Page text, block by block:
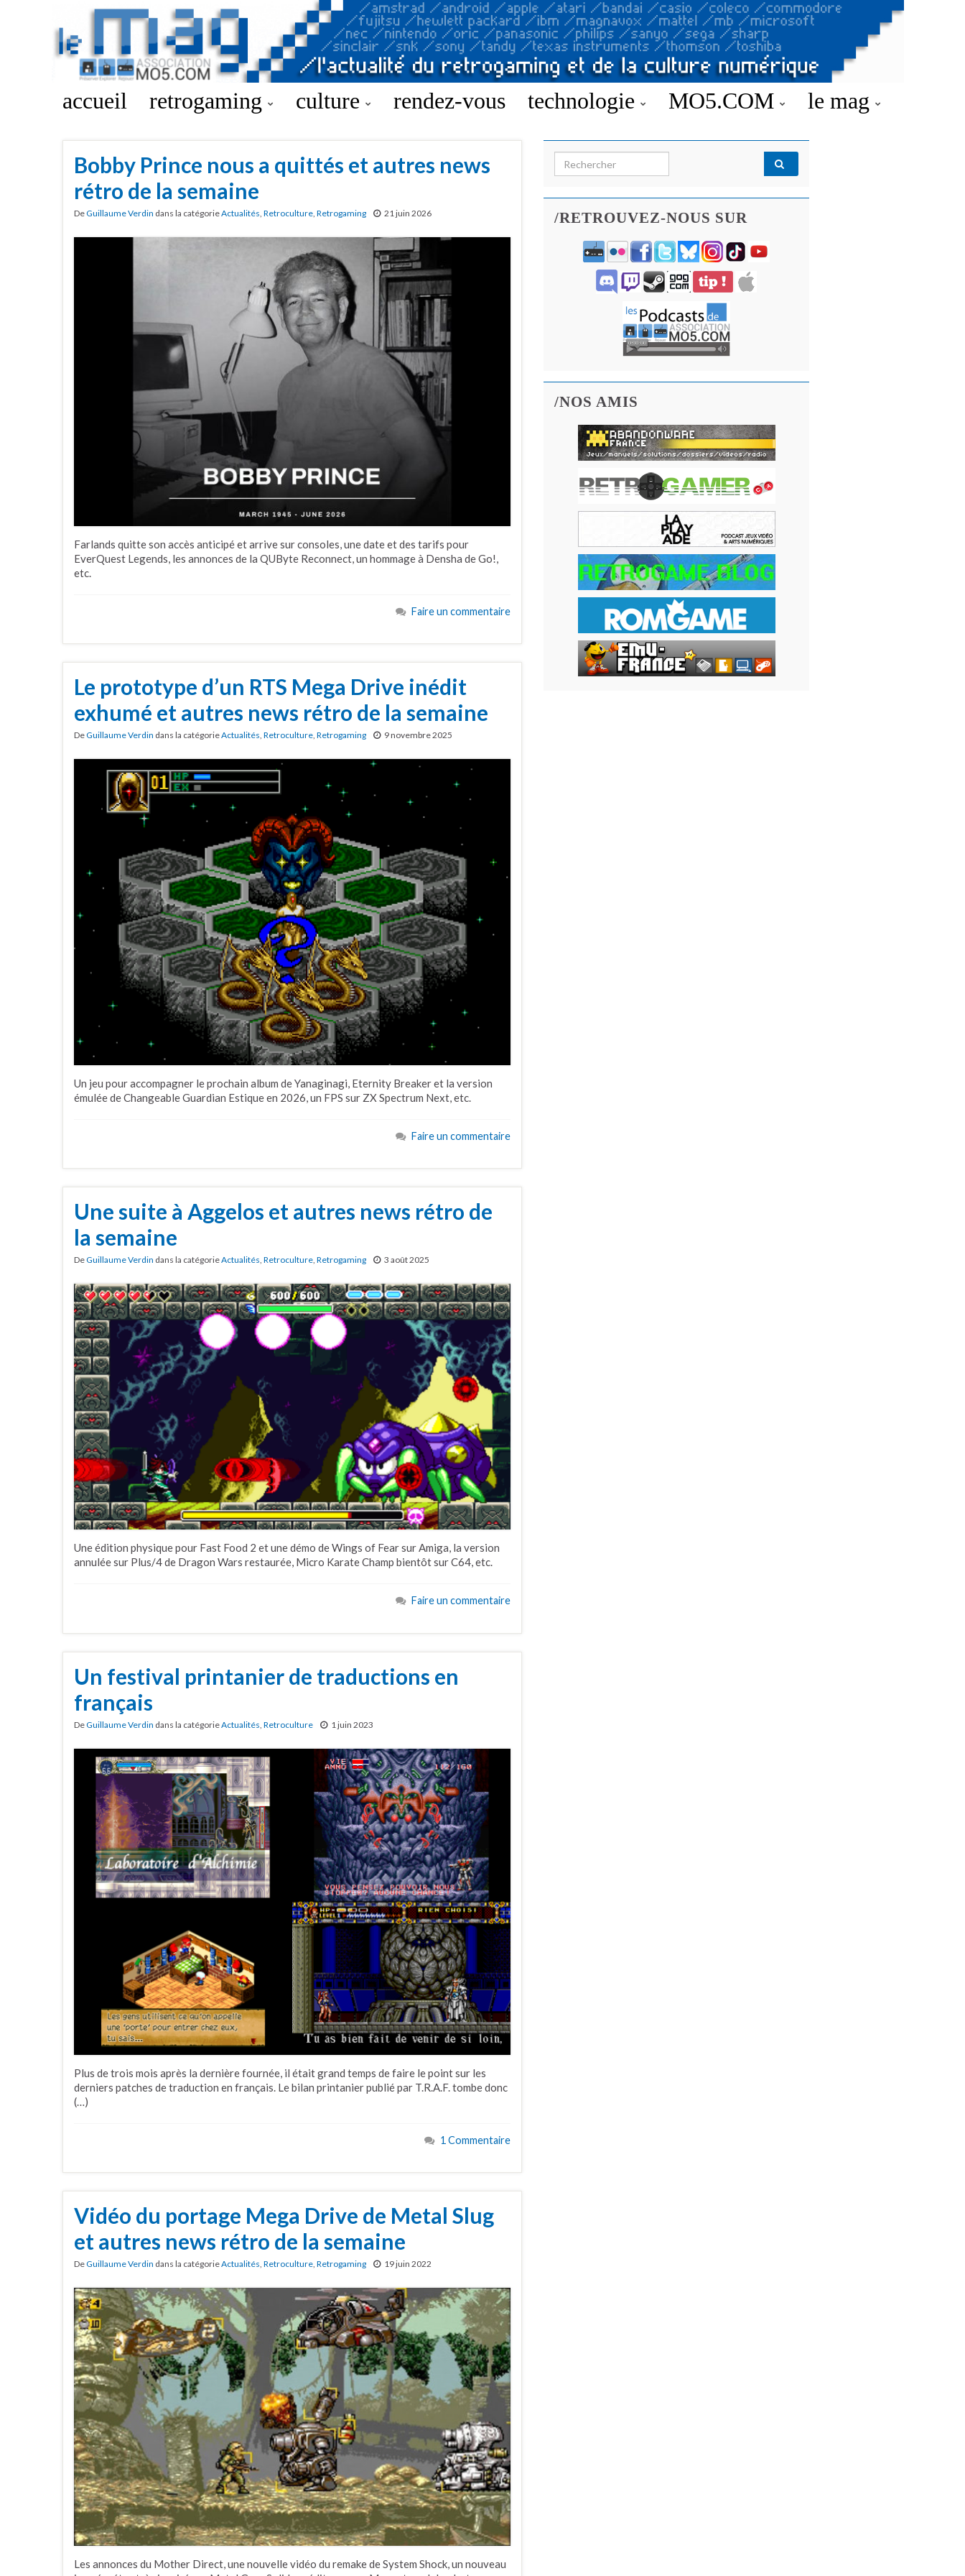
accueil retrogaming culture rendez-vous technologie MO5.COM le mag
Bobby Prince nous a quittés et autres news
rétro de la semaine
DeGuillaume Verdin dans la catégorieActualités, Retroculture, Retrogaming 21 juin 2026
Farlands quitte son accès anticipé et arrive sur consoles, une date et des tarifs pour
EverQuest Legends, les annonces de la QUByte Reconnect, un hommage à Densha de Go!,
etc.
Faire un commentaire
Le prototype d’un RTS Mega Drive inédit
exhumé et autres news rétro de la semaine
DeGuillaume Verdin dans la catégorieActualités, Retroculture, Retrogaming 9 novembre 2025
Un jeu pour accompagner le prochain album de Yanaginagi, Eternity Breaker et la version
émulée de Changeable Guardian Estique en 2026, un FPS sur ZX Spectrum Next, etc.
Faire un commentaire
Une suite à Aggelos et autres news rétro de
la semaine
DeGuillaume Verdin dans la catégorieActualités, Retroculture, Retrogaming 3 août 2025
Une édition physique pour Fast Food 2 et une démo de Wings of Fear sur Amiga, la version
annulée sur Plus/4 de Dragon Wars restaurée, Micro Karate Champ bientôt sur C64, etc.
Faire un commentaire
Un festival printanier de traductions en
français
DeGuillaume Verdin dans la catégorieActualités Retroculture 1 juin 2023
Plus de trois mois après la dernière fournée, il était grand temps de faire le point sur les
derniers patches de traduction en français. Le bilan printanier publié par T.R.A.F. tombe donc
(…)
1 Commentaire
Vidéo du portage Mega Drive de Metal Slug
et autres news rétro de la semaine
DeGuillaume Verdin dans la catégorieActualités, Retroculture, Retrogaming 19 juin 2022
Les annonces du Mother Direct, une nouvelle vidéo du remake de System Shock, un nouveau
Search for:
/RETROUVEZ-NOUS SUR
/NOS AMIS